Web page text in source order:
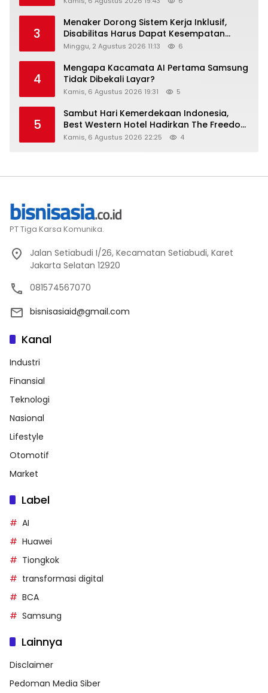
3
Menaker Dorong Sistem Kerja Inklusif,
Disabilitas Harus Dapat Kesempatan
Setara
Minggu, 2 Agustus 2026 11:13 6
4
Mengapa Kacamata AI Pertama Samsung
Tidak Dibekali Layar?
Kamis, 6 Agustus 2026 19:31 5
5
Sambut Hari Kemerdekaan Indonesia,
Best Western Hotel Hadirkan The Freedom
Stay Diskon Hingga 45%
Kamis, 6 Agustus 2026 22:25 4
PT Tiga Karsa Komunika.
Jalan Setiabudi I/26, Kecamatan Setiabudi, Karet
Jakarta Selatan 12920
081574567070
bisnisasiaid@gmail.com
Kanal
Industri
Finansial
Teknologi
Nasional
Lifestyle
Otomotif
Market
Label
AI
Huawei
Tiongkok
transformasi digital
BCA
Samsung
Lainnya
Disclaimer
Pedoman Media Siber